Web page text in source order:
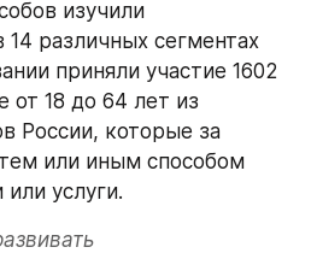
изучили
14 различных сегментах
приняли участие 1602
от 18 до 64 лет из
России, которые за
или иным способом
услуги.